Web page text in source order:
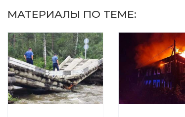
МАТЕРИАЛЫ ПО ТЕМЕ: